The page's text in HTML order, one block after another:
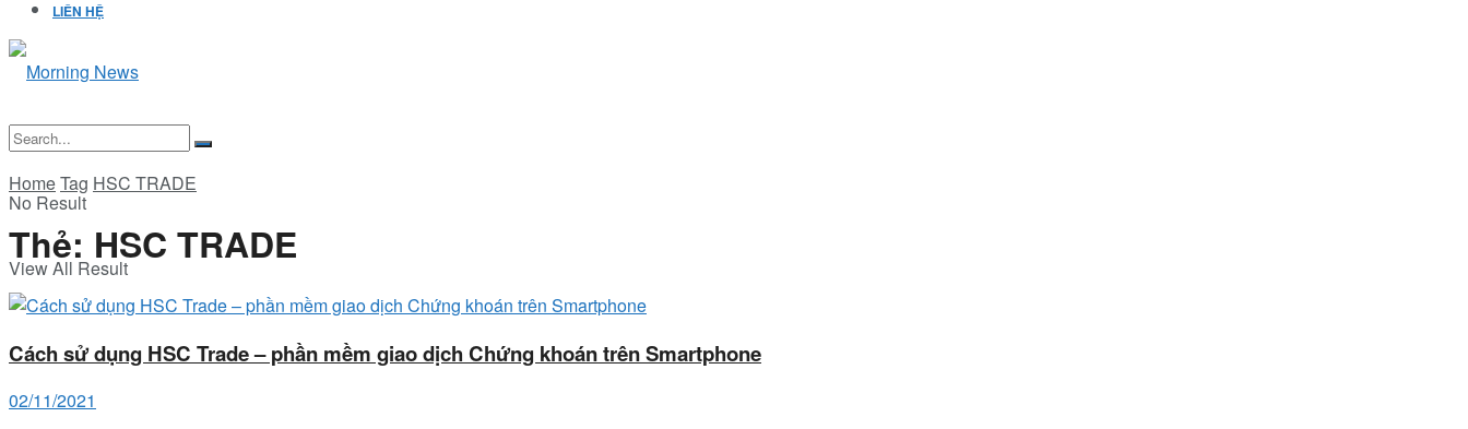
LIÊN HỆ
No Result
View All Result
HomeTag HSC TRADE
Thẻ: HSC TRADE
Cách sử dụng HSC Trade – phần mềm giao dịch Chứng khoán trên Smartphone
02/11/2021